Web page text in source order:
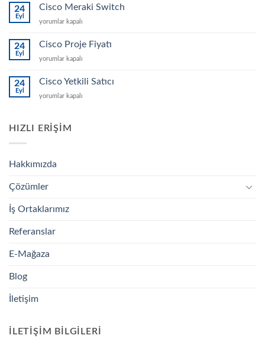
Point
24
Eyl
Cisco Meraki Switch
Cisco
Switch
yorumlar kapalı
24
Eyl
Cisco Proje Fiyatı
Cisco
Fiyatı
yorumlar kapalı
24
Eyl
Cisco Yetkili Satıcı
Cisco
için
yorumlar kapalı
HIZLI ERIŞIM
Hakkımızda
Çözümler
İş Ortaklarımız
Referanslar
E-Mağaza
Blog
İletişim
İLETIŞIM BILGILERI